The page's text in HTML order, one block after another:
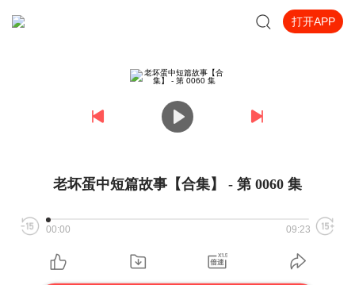
打开APP
老坏蛋中短篇故事【合集】 - 第 0060 集
00:00 09:23